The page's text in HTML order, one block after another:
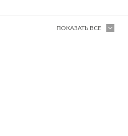
ПОКАЗАТЬ ВСЕ